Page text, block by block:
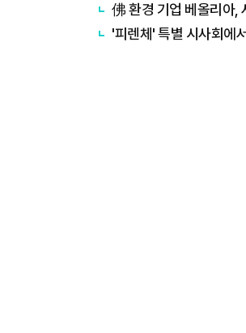
佛 환경 기업 베올리아,
'피렌체' 특별 시사회에